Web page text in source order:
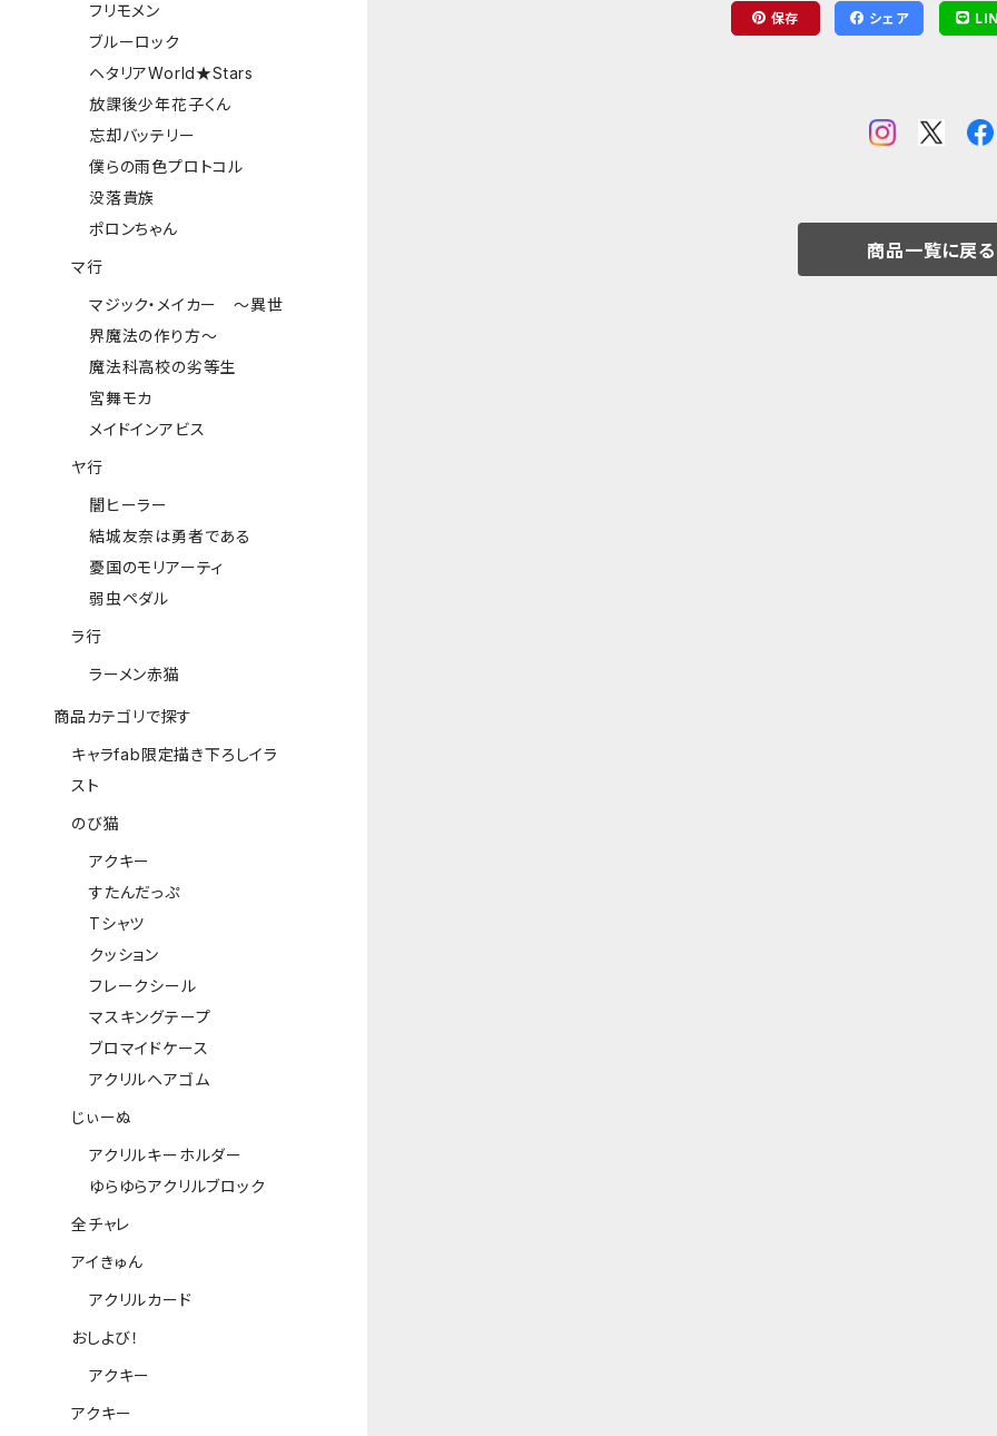
保存 シェア
商品一覧に戻る
フリモメン
ブルーロック
ヘタリアWorld★Stars
放課後少年花子くん
忘却バッテリー
僕らの雨色プロトコル
没落貴族
ポロンちゃん
マ行
マジック・メイカー ～異世
界魔法の作り方～
魔法科高校の劣等生
宮舞モカ
メイドインアビス
ヤ行
闇ヒーラー
結城友奈は勇者である
憂国のモリアーティ
弱虫ペダル
ラ行
ラーメン赤猫
商品カテゴリで探す
キャラfab限定描き下ろしイラ
スト
のび猫
アクキー
すたんだっぷ
Tシャツ
クッション
フレークシール
マスキングテープ
ブロマイドケース
アクリルヘアゴム
じぃーぬ
アクリルキーホルダー
ゆらゆらアクリルブロック
全チャレ
アイきゅん
アクリルカード
おしよび！
アクキー
アクキー